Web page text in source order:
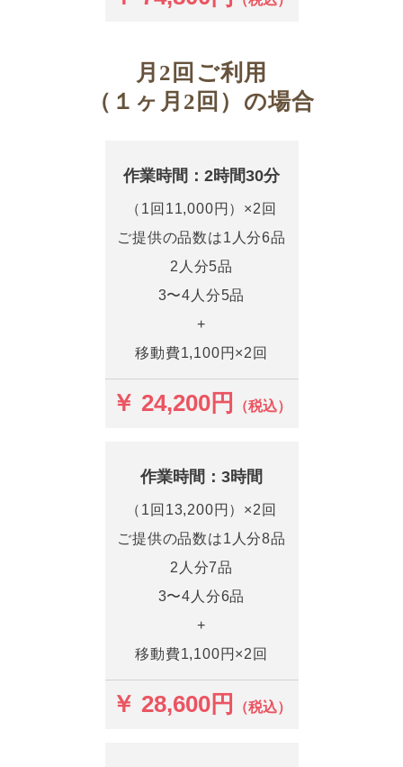
月2回ご利用
（１ヶ月2回）の場合
作業時間：2時間30分
（1回11,000円）×2回
ご提供の品数は1人分6品
2人分5品
3〜4人分5品
+
移動費1,100円×2回
￥ 24,200円 （税込）
作業時間：3時間
（1回13,200円）×2回
ご提供の品数は1人分8品
2人分7品
3〜4人分6品
+
移動費1,100円×2回
￥ 28,600円 （税込）